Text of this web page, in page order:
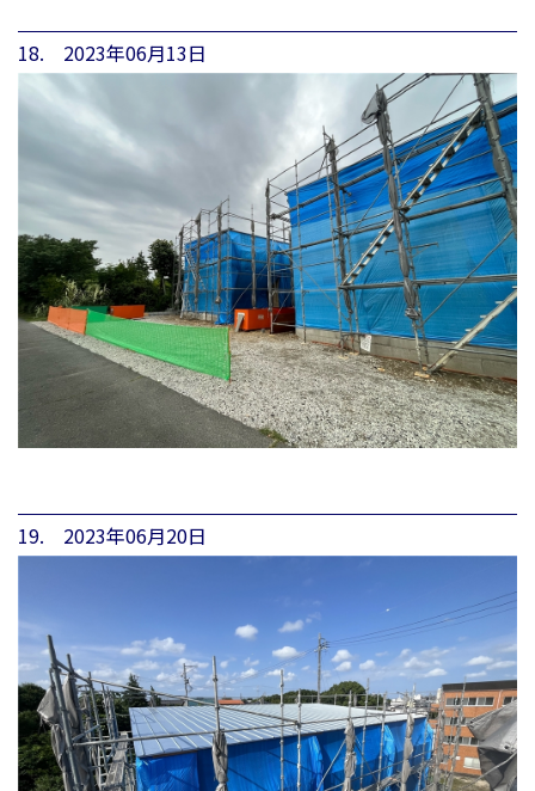
18. 2023年06月13日
19. 2023年06月20日